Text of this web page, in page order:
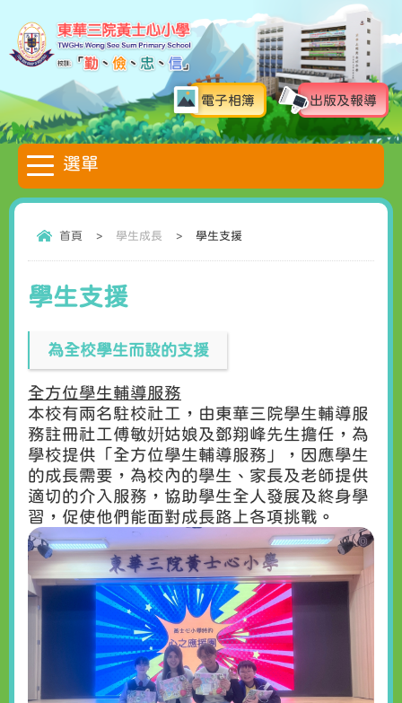
電子相簿 出版及報導
首頁 > 學生成長 > 學生支援
學生支援
為全校學生而設的支援
全方位學生輔導服務
本校有兩名駐校社工，由東華三院學生輔導服
務註冊社工傅敏姸姑娘及鄧翔峰先生擔任，為
學校提供「全方位學生輔導服務」，因應學生
的成長需要，為校內的學生、家長及老師提供
適切的介入服務，協助學生全人發展及終身學
習，促使他們能面對成長路上各項挑戰。